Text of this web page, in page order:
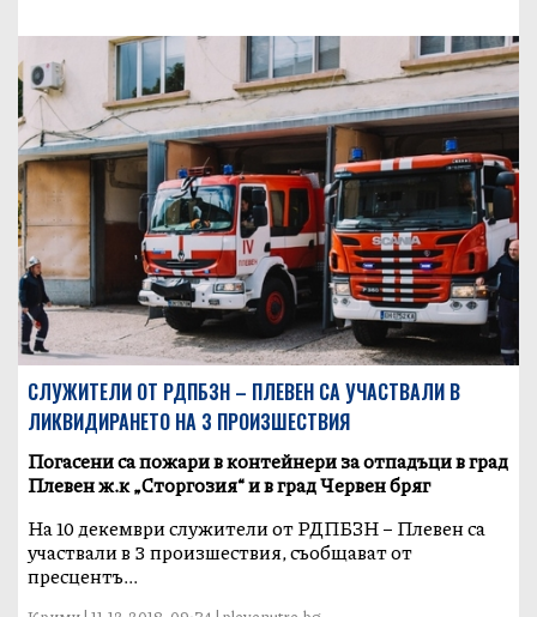
СЛУЖИТЕЛИ ОТ РДПБЗН – ПЛЕВЕН СА УЧАСТВАЛИ В
ЛИКВИДИРАНЕТО НА 3 ПРОИЗШЕСТВИЯ
Погасени са пожари в контейнери за отпадъци в град
Плевен ж.к „Сторгозия“ и в град Червен бряг
На 10 декември служители от РДПБЗН – Плевен са
участвали в 3 произшествия, съобщават от
пресцентъ...